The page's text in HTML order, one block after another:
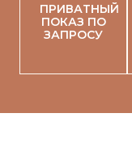
ПРИВАТНЫЙ
ПОКАЗ ПО
ЗАПРОСУ